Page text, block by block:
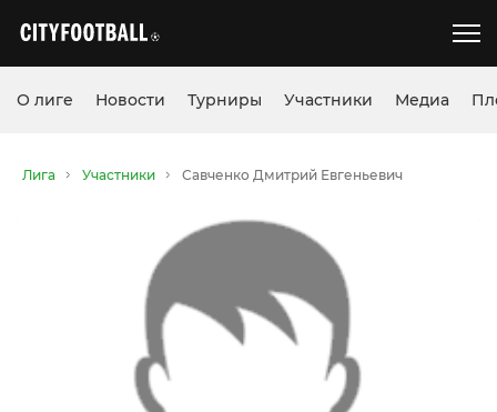
О лиге Новости Турниры Участники Медиа
Лига Участники Савченко Дмитрий Евгеньевич